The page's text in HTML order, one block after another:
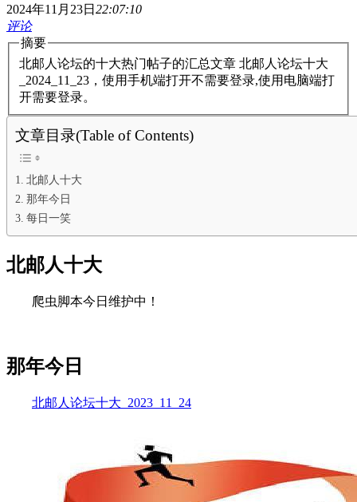
2024年11月23日 22:07:10
评论
摘要
北邮人论坛的十大热门帖子的汇总文章 北邮人论坛十大
_2024_11_23，使用手机端打开不需要登录,使用电脑端打
开需要登录。
文章目录(Table of Contents)
北邮人十大
那年今日
每日一笑
北邮人十大
爬虫脚本今日维护中！
那年今日
北邮人论坛十大_2023_11_24